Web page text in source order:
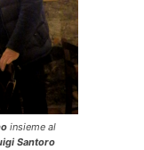
insieme al
Santoro